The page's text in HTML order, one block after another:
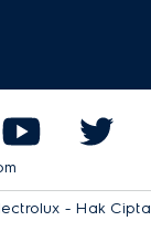
- Hak